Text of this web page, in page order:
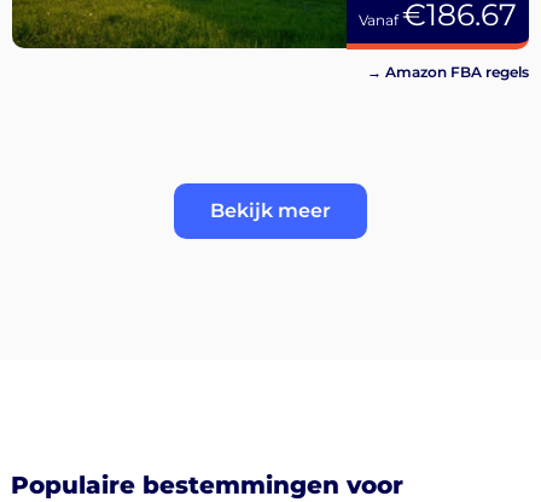
Vanaf€186.67
→ Amazon FBA regels
Bekijk meer
Populaire bestemmingen voor